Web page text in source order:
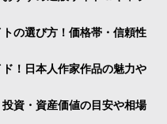
の選び方！価格帯・信頼性
！日本人作家作品の魅力や
資・資産価値の目安や相場